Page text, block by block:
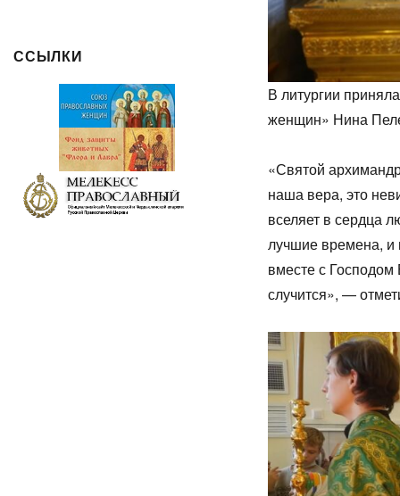
ССЫЛКИ
В литургии
женщин» Нина
«Святой
наша вера, это
вселяет в сердца
лучшие времена, и
вместе с
случится», —